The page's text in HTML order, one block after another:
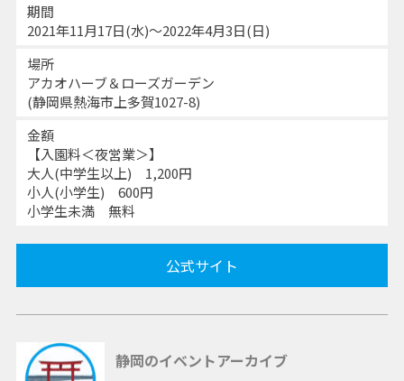
期間
2021年11月17日(水)～2022年4月3日(日)
場所
アカオハーブ＆ローズガーデン
(静岡県熱海市上多賀1027-8)
金額
【入園料＜夜営業＞】
大人(中学生以上) 1,200円
小人(小学生) 600円
小学生未満 無料
公式サイト
静岡のイベントアーカイブ